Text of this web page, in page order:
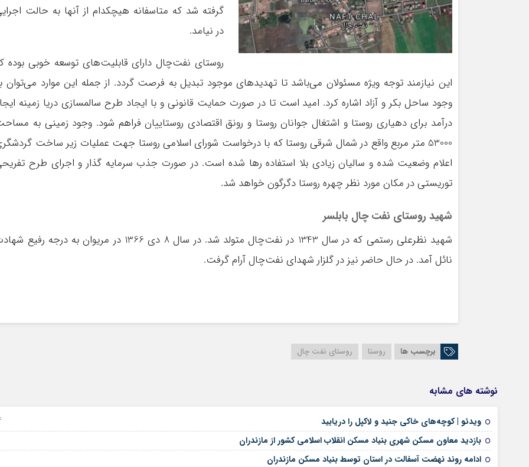
گرفته شد که متاسفانه هیچکدام از آنها به حالت
در نیامد.
روستای نفت‌چال دارای قابلیت‌های توسعه خوبی بوده
این نیازمند توجه ویژه مسئولان می‌باشد تا تهدیدهای موجود تبدیل به فرصت گردد. از جمله این موارد می‌توان
وجود ساحل بکر و آزاد اشاره کرد. امید است تا در صورت حمایت قانونی و با ایجاد طرح سالمسازی دریا زمینه
درآمد برای دهیاری روستا و اشتغال جوانان روستا و رونق اقتصادی روستاییان فراهم شود. وجود زمینی به
53000 متر مربع واقع در شمال شرقی روستا که با درخواست شورای اسلامی روستا جهت عملیات زیر ساخت
اعلام وضعیت شده و سالیان زیادی بلا استفاده رها شده است. در صورت جذب سرمایه گذار و اجرای طرح
توریستی در مکان مورد نظر چهره روستا دگرگون خواهد شد.
شهید روستای نفت‌ چال بابلسر
شهید نظرعلی رستمی که در سال 1343 در نفت‌چال متولد شد. در سال 8 دی 1366 در مریوان به درجه رفیع
نائل آمد. در حال حاضر نیز در گلزار شهدای نفت‌چال آرام گرفت.
برچسب ها روستا روستای نفت چال
نوشته های مشابه
ویدئو | کوچه‌های خاکی جنید و لاکپل را دریابید
بازدید معاون مسکن شهری بنیاد مسکن انقلاب اسلامی کشور از مازندران
ادامه روند نهضت آسفالت در استان توسط بنیاد مسکن مازندران